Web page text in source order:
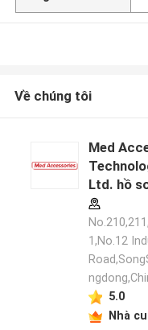
Về chúng tôi
Med
Ltd. hồ
1,No.12
5.0
Nhà